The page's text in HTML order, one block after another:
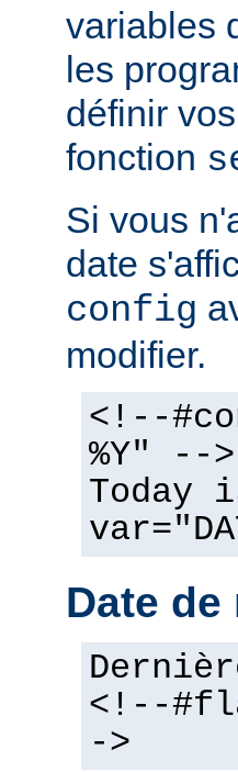
variables
les
définir
fonction
Si vous
date
config
modifier.
<!--
%Y" -->
Today
Date
<!--
->